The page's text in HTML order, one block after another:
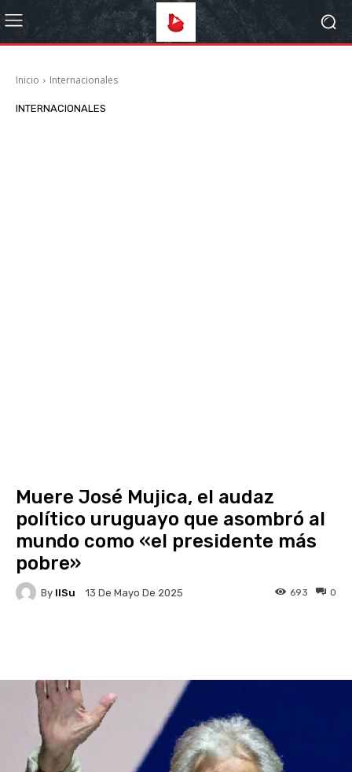
Inicio Internacionales
INTERNACIONALES
Muere José Mujica, el audaz
político uruguayo que asombró al
mundo como «el presidente más
pobre»
By IlSu 13 De Mayo De 2025 0
693